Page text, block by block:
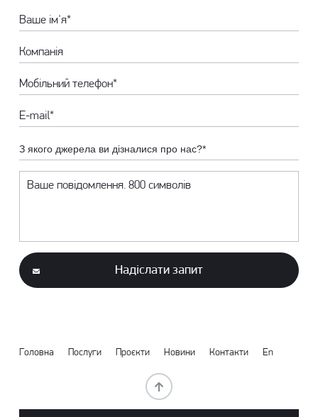
З якого джерела ви дізналися про нас?*
Надіслати запит
Головна Послуги Проєкти Новини Контакти En